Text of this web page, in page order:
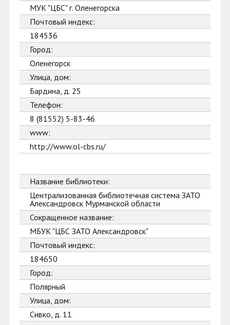
МУК "ЦБС" г. Оленегорска
Почтовый индекс:
184536
Город:
Оленегорск
Улица, дом:
Бардина, д. 25
Телефон:
8 (81552) 5-83-46
www:
http://www.ol-cbs.ru/
Название библиотеки:
Централизованная библиотечная система ЗАТО
Александровск Мурманской области
Сокращенное название:
МБУК "ЦБС ЗАТО Александровск"
Почтовый индекс:
184650
Город:
Полярный
Улица, дом:
Сивко, д. 11